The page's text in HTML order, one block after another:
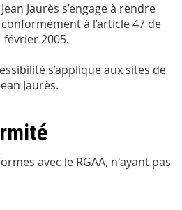
Jaurès s’engage à rendre
à l’article 47 de
février 2005.
s’applique aux sites de
Jaurès.
avec le RGAA, n'ayant pas